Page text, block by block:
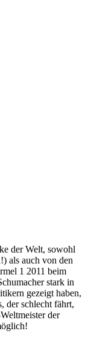
der Welt, sowohl
als auch von den
1 2011 beim
stark in
gezeigt haben,
der schlecht fährt,
der